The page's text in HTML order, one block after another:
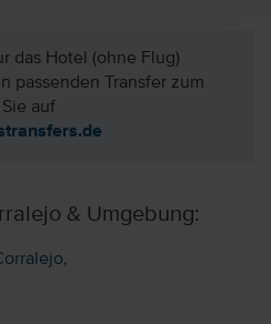
das Hotel (ohne Flug)
passenden Transfer zum
auf
& Umgebung: